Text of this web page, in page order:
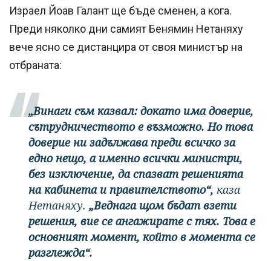
Израел Йоав Галант ще бъде сменен, а кога.
Преди няколко дни самият Бенямин Нетаняху
вече ясно се дистанцира от своя министър на
отбраната:
„Винаги съм казвал: докато има доверие,
сътрудничеството е възможно. Но това
доверие ни задължава преди всичко за
едно нещо, а именно всички министри,
без изключение, да спазват решенията
на кабинета и правителството“, каза
Нетаняху. „Веднага щом бъдат взети
решения, вие се ангажирате с тях. Това е
основният момент, който в момента се
разглежда“.